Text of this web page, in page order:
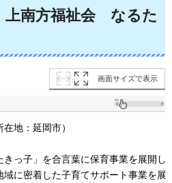
上南方福祉会
なるた
画面サイズで表示
在地：延岡市）
きっ子 」を合言葉に保育事業を展開し
域に密着した子育てサポート事業を展